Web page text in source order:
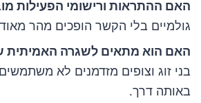
האם ההתראות ורישומי הפעילות
גולמיים בלי הקשר הופכים מהר
האם הוא מתאים לשגרה האמיתית
בני זוג וצופים מזדמנים לא
באותה דרך.